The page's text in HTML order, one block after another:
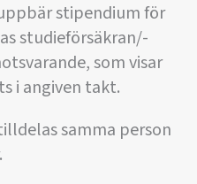
stipendium för
studieförsäkran/-
som visar
i angiven takt.
samma person